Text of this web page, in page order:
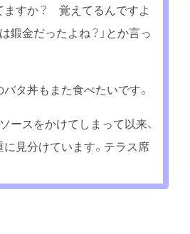
ますか？ 覚えてるんですよ
は鍛金だったよね？」とか言っ
タ丼もまた食べたいです。
ースをかけてしまって以来、
見分けています。テラス席